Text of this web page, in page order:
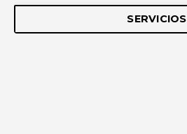
SERVICIOS